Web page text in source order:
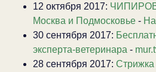
12 октября 2017:
Москва и Подмосковье -
30 сентября 2017:
эксперта-ветеринара -
28 сентября 2017: Стрижка